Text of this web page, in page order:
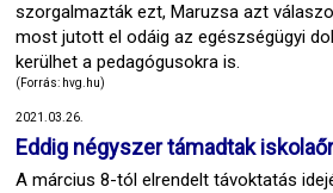
szorgalmazták ezt, Maruzsa azt
most jutott el odáig az egészségügyi
kerülhet a pedagógusokra is.
(Forrás: hvg.hu)
2021.03.26.
Eddig négyszer támadtak
A március 8-tól elrendelt távoktatás